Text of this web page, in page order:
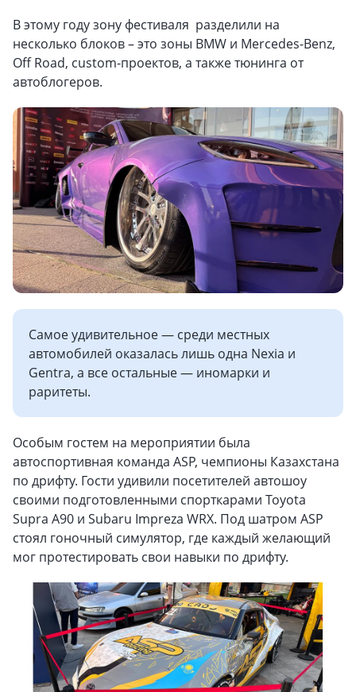
В этому году зону фестиваля разделили на
несколько блоков – это зоны BMW и Mercedes-Benz,
Off Road, custom-проектов, а также тюнинга от
автоблогеров.
Самое удивительное — среди местных
автомобилей оказалась лишь одна Nexia и
Gentra, а все остальные — иномарки и
раритеты.
Особым гостем на мероприятии была
автоспортивная команда ASP, чемпионы Казахстана
по дрифту. Гости удивили посетителей автошоу
своими подготовленными спорткарами Toyota
Supra A90 и Subaru Impreza WRX. Под шатром ASP
стоял гоночный симулятор, где каждый желающий
мог протестировать свои навыки по дрифту.